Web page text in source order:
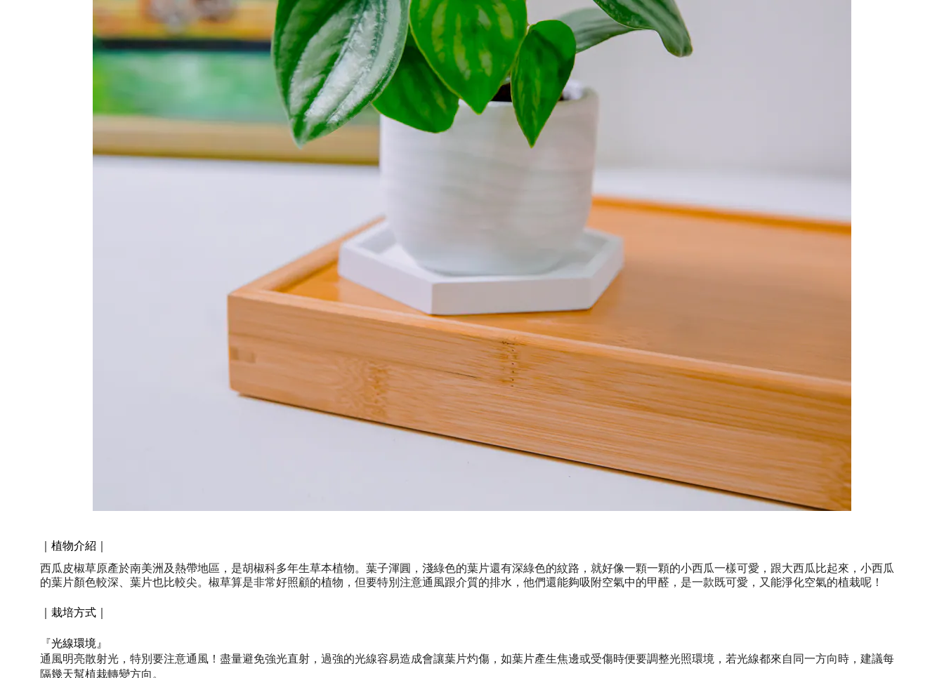
｜植物介紹｜
西瓜皮椒草原產於南美洲及熱帶地區，是胡椒科多年生草本植物。葉子渾圓，淺綠色的葉片還有深綠色的紋路，就好像一顆一顆的小西瓜一樣可愛，跟大西瓜比起來，小西瓜
的葉片顏色較深、葉片也比較尖。椒草算是非常好照顧的植物，但要特別注意通風跟介質的排水，他們還能夠吸附空氣中的甲醛，是一款既可愛，又能淨化空氣的植栽呢！
｜栽培方式｜
『光線環境』
通風明亮散射光，特別要注意通風！盡量避免強光直射，過強的光線容易造成會讓葉片灼傷，如葉片產生焦邊或受傷時便要調整光照環境，若光線都來自同一方向時，建議每
隔幾天幫植栽轉變方向。